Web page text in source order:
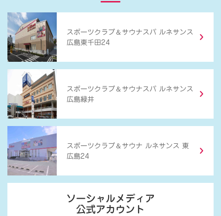
スポーツクラブ ＆ サウナスパ ルネサンス
広島東千田24
スポーツクラブ ＆ サウナスパ ルネサンス
広島緑井
スポーツクラブ ＆ サウナ ルネサンス 東
広島24
ソーシャルメディア
公式アカウント